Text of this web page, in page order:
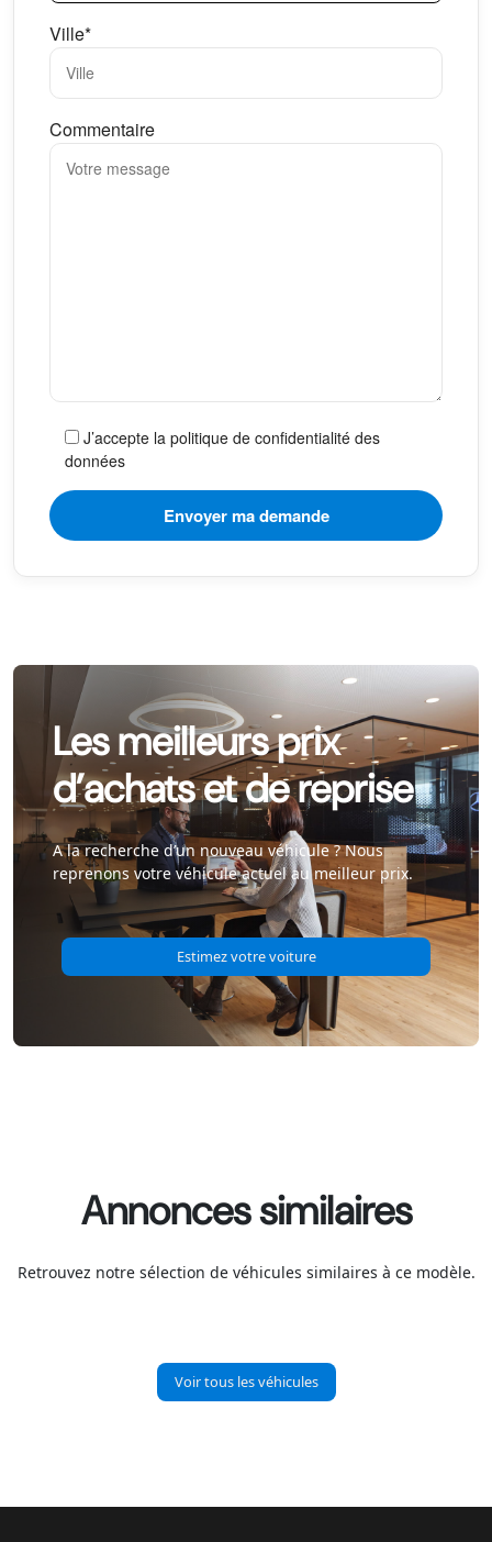
Ville*
Commentaire
J’accepte la politique de confidentialité des
données
Les meilleurs prix
d’achats et de reprise
A la recherche d’un nouveau véhicule ? Nous
reprenons votre véhicule actuel au meilleur prix.
Estimez votre voiture
Annonces similaires
Retrouvez notre sélection de véhicules similaires à ce modèle.
Voir tous les véhicules